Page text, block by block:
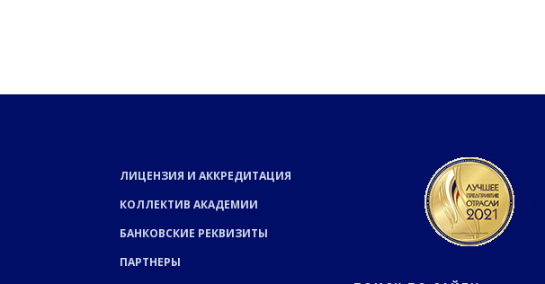
ЛИЦЕНЗИЯ И АККРЕДИТАЦИЯ
КОЛЛЕКТИВ АКАДЕМИИ
БАНКОВСКИЕ РЕКВИЗИТЫ
ПАРТНЕРЫ